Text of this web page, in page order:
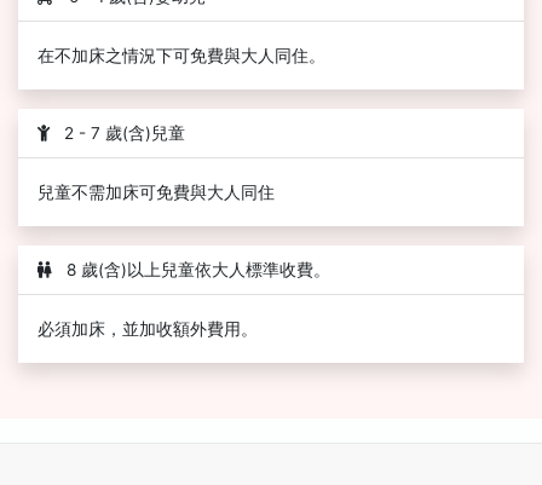
在不加床之情況下可免費與大人同住。
2 - 7 歲(含)兒童
兒童不需加床可免費與大人同住
8 歲(含)以上兒童依大人標準收費。
必須加床，並加收額外費用。